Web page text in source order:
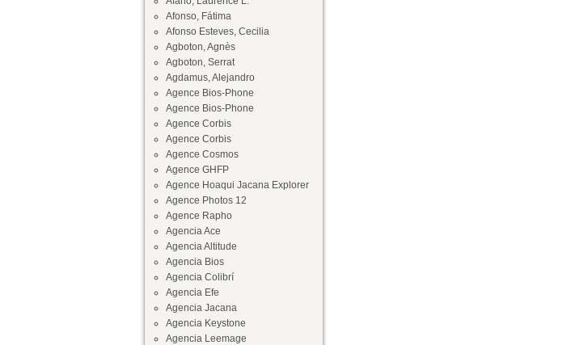
Afonso, Fátima
Afonso Esteves, Cecilia
Agboton, Agnès
Agboton, Serrat
Agdamus, Alejandro
Agence Bios-Phone
Agence Bios-Phone
Agence Corbis
Agence Corbis
Agence Cosmos
Agence GHFP
Agence Hoaqui Jacana Explorer
Agence Photos 12
Agence Rapho
Agencia Ace
Agencia Altitude
Agencia Bios
Agencia Colibrí
Agencia Efe
Agencia Jacana
Agencia Keystone
Agencia Leemage